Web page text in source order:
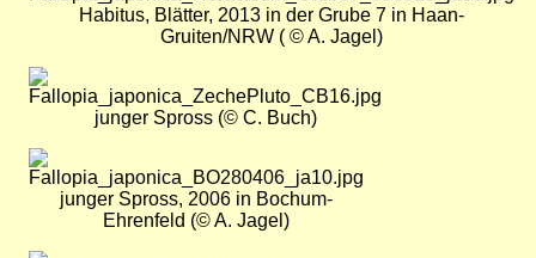
Habitus, Blätter, 2013 in der Grube 7 in Haan-
Gruiten/NRW ( © A. Jagel)
Bild
junger Spross (© C. Buch)
Bild
junger Spross, 2006 in Bochum-
Ehrenfeld (© A. Jagel)